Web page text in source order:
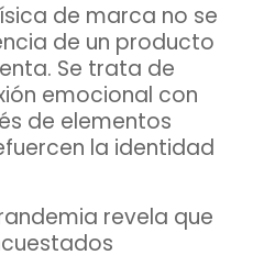
de marca no se
de un producto
Se trata de
emocional con
de elementos
la identidad
revela que